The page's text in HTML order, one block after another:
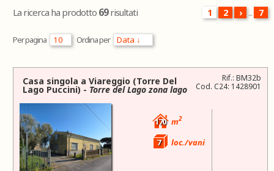
La ricerca ha prodotto 69risultati 1 2 › ... 7
Per pagina Ordina per
Rif.: BM32b
Cod. C24: 1428901
Casa singola a Viareggio (Torre Del
Lago Puccini) - Torre del Lago zona lago
170 m2
7 loc./vani